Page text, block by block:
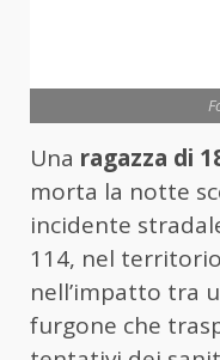
Una ragazza di
morta la notte
incidente
114, nel
nell’impatto tra
furgone che